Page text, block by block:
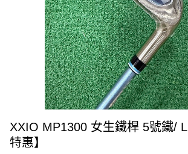
XXIO MP1300 女生鐵桿 5號鐵/ L 藍色【出清
特惠】